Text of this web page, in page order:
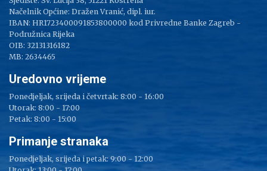
Načelnik Općine: Dražen Vranić, dipl. iur.
IBAN: HR1723400091853800000 kod Privredne Banke Zagreb -
Podružnica Rijeka
OIB: 32131316182
MB: 2634465
Uredovno vrijeme
Ponedjeljak, srijeda i četvrtak: 8:00 - 16:00
Utorak: 8:00 - 17:00
Petak: 8:00 - 15:00
Primanje stranaka
Ponedjeljak, srijeda i petak: 9:00 - 12:00